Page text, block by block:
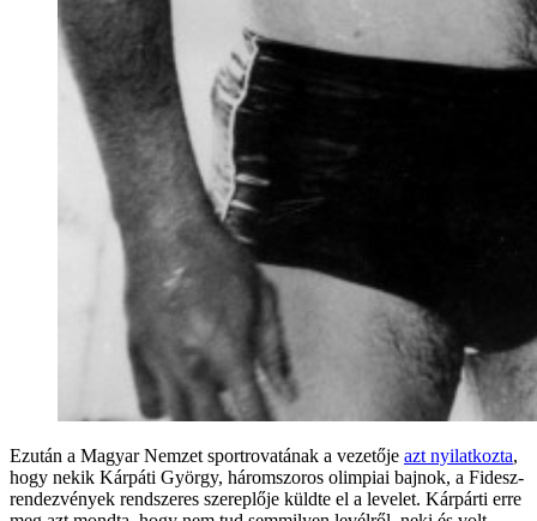
Ezután a Magyar Nemzet sportrovatának a vezetője azt nyilatkozta,
hogy nekik Kárpáti György, háromszoros olimpiai bajnok, a Fidesz-
rendezvények rendszeres szereplője küldte el a levelet. Kárpárti erre